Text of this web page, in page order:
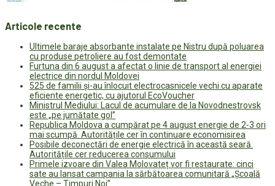
Articole recente
Ultimele baraje absorbante instalate pe Nistru după poluarea
cu produse petroliere au fost demontate
Furtuna din 6 august a afectat o linie de transport al energiei
electrice din nordul Moldovei
525 de familii și-au înlocuit electrocasnicele vechi cu aparate
eficiente energetic, cu ajutorul EcoVoucher
Ministrul Mediului: Lacul de acumulare de la Novodnestrovsk
este „pe jumătate gol”
Republica Moldova a cumpărat pe 4 august energie de 2-3 ori
mai scumpă. Autoritățile cer în continuare economisirea
Posibile deconectări de energie electrică în această seară.
Autoritățile cer reducerea consumului
Primele izvoare din Valea Molovateț vor fi restaurate: cinci
sate au lansat campania la sărbătoarea comunitară „Școală
Veche – Timpuri Noi”